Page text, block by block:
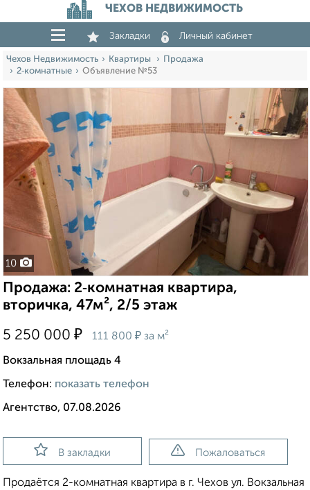
ЧЕХОВ НЕДВИЖИМОСТЬ
Закладки Личный кабинет
Чехов Недвижимость Квартиры
Продажа
2‑комнатные
Объявление №53
10
Продажа: 2‑комнатная квартира,
вторичка, 47м², 2/5 этаж
5 250 000 ₽ 111 800 ₽ за м²
Вокзальная площадь 4
Телефон: показать телефон
Агентство, 07.08.2026
В закладки Пожаловаться
Продаётся 2-комнатная квартира в г. Чехов ул. Вокзальная